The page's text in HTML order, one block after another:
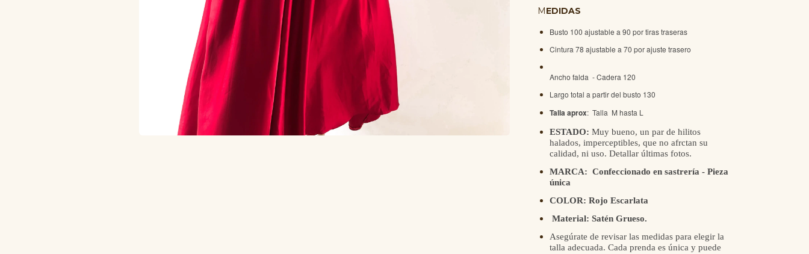
MEDIDAS
Busto 100 ajustable a 90 por tiras traseras
Cintura 78 ajustable a 70 por ajuste trasero
Ancho falda - Cadera 120
Largo total a partir del busto 130
Talla aprox: Talla M hasta L
ESTADO: Muy bueno, un par de hilitos
halados, imperceptibles, que no afrctan su
calidad, ni uso. Detallar últimas fotos.
MARCA: Confeccionado en sastrería - Pieza
única
COLOR: Rojo Escarlata
Material: Satén Grueso.
Asegúrate de revisar las medidas para elegir la
talla adecuada. Cada prenda es única y puede